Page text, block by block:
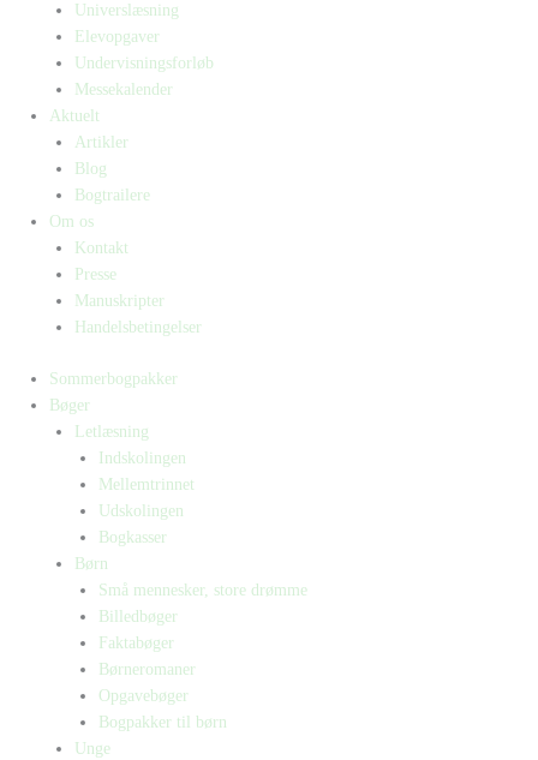
Universlæsning
Elevopgaver
Undervisningsforløb
Messekalender
Aktuelt
Artikler
Blog
Bogtrailere
Om os
Kontakt
Presse
Manuskripter
Handelsbetingelser
Sommerbogpakker
Bøger
Letlæsning
Indskolingen
Mellemtrinnet
Udskolingen
Bogkasser
Børn
Små mennesker, store drømme
Billedbøger
Faktabøger
Børneromaner
Opgavebøger
Bogpakker til børn
Unge